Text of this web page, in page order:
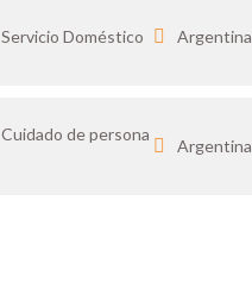
Servicio Doméstico Argentina
Cuidado de persona
Argentina